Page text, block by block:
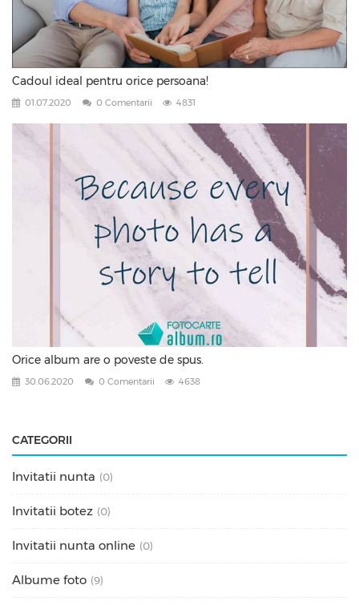
Cadoul ideal pentru orice persoana!
01.07.2020 0 Comentarii 4831
Orice album are o poveste de spus.
30.06.2020 0 Comentarii 4638
CATEGORII
Invitatii nunta (0)
Invitatii botez (0)
Invitatii nunta online (0)
Albume foto (9)